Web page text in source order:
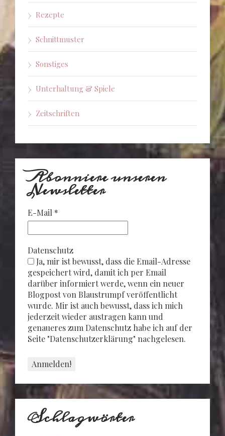
Rezepte
Schnittmuster
Sonstiges
Unterhaltung & Spiele
Zeitschriften
Abonniere unseren
Newsletter
E-Mail *
Datenschutz
Ja, mir ist bewusst, dass die Email-Adresse
gespeichert wird, damit ich per Email
darüber informiert werde, wenn ein neuer
Blogpost von Blaustrumpf veröffentlicht
wurde. Mir ist auch bewusst, dass ich mich
jederzeit wieder austragen kann und
genaueres zum Datenschutz habe ich auf der
Seite "Datenschutzerklärung" nachgelesen.
Schlagwörter